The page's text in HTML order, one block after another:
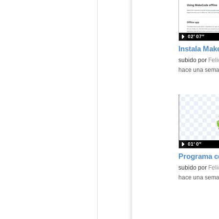
Contenido
subido por
02′ 07″
-hace una
Contenido
subido por
01′ 0″
-hace una